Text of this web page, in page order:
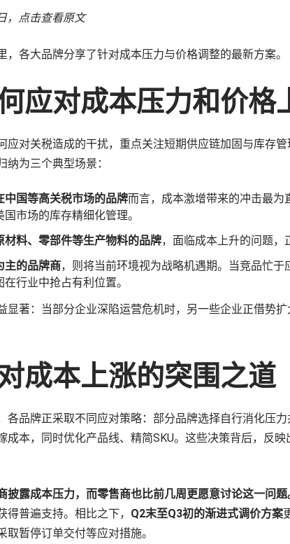
点击查看原文
，各大品牌分享了针对成本压力与价格调整的最新方案。
应对成本压力和价格
应对关税造成的干扰，重点关注短期供应链加固与库存
为三个典型场景：
中国等高关税市场的品牌而言，成本激增带来的冲击最为
市场的库存精细化管理。
材料、零部件等生产物料的品牌，面临成本上升的问题，
主的品牌商，则将当前环境视为战略机遇期。当竞品忙
行业中抢占有利位置。
显著：当部分企业深陷运营危机时，另一些企业正借势
成本上涨的突围之道
各品牌正采取不同应对策略：部分品牌选择自行消化压
成本，同时优化产品线、精简SKU。这些决策背后，反映
披露成本压力，而零售商也比前几周更愿意讨论这一问题
普遍支持。相比之下， Q2末至Q3初的渐进式调价方案
暂停订单交付等应对措施。